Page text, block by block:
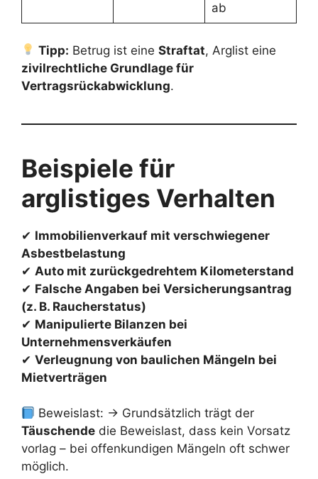
ab
Tipp: Betrug ist eineStraftat, Arglist eine
zivilrechtliche Grundlage für
Vertragsrückabwicklung.
Beispiele für
arglistiges Verhalten
✔ Immobilienverkauf mit verschwiegener
Asbestbelastung
✔ Auto mit zurückgedrehtem Kilometerstand
✔ Falsche Angaben bei Versicherungsantrag
(z. B. Raucherstatus)
✔ Manipulierte Bilanzen bei
Unternehmensverkäufen
✔ Verleugnung von baulichen Mängeln bei
Mietverträgen
Beweislast: → Grundsätzlich trägt der
Täuschende die Beweislast, dass kein Vorsatz
vorlag – bei offenkundigen Mängeln oft schwer
möglich.